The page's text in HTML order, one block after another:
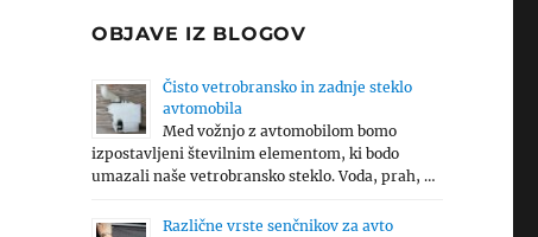
OBJAVE IZ BLOGOV
Čisto vetrobransko in zadnje steklo
avtomobila
Med vožnjo z avtomobilom bomo
izpostavljeni številnim elementom, ki bodo
umazali naše vetrobransko steklo. Voda, prah, …
Različne vrste senčnikov za avto